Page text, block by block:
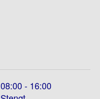
08:00 - 16:00